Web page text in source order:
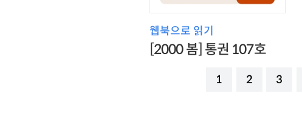
웹북으로 읽기
[2000 봄] 통권 107호
1 2 3